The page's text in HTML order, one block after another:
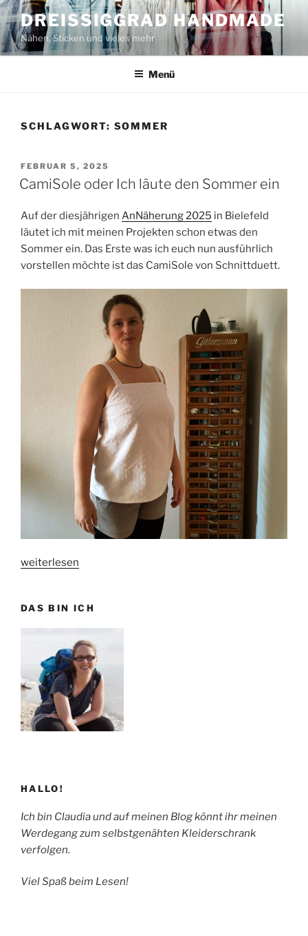
Zum
Inhalt
springen
DREISSIGGRAD HANDMADE
Nähen, Sticken und vieles mehr
Menü
SCHLAGWORT: SOMMER
VERÖFFENTLICHT
AM
FEBRUAR 5, 2025
CamiSole oder Ich läute den Sommer ein
Auf der diesjährigen AnNäherung 2025 in Bielefeld
läutet ich mit meinen Projekten schon etwas den
Sommer ein. Das Erste was ich euch nun ausführlich
vorstellen möchte ist das CamiSole von Schnittduett.
„CamiSole
läute
den
weiterlesen
DAS BIN ICH
HALLO!
Ich bin Claudia und auf meinen Blog könnt ihr meinen
Werdegang zum selbstgenähten Kleiderschrank
verfolgen.
Viel Spaß beim Lesen!